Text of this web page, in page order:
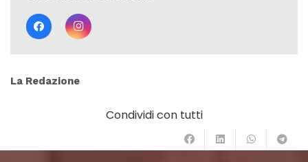
La Redazione
Condividi con tutti